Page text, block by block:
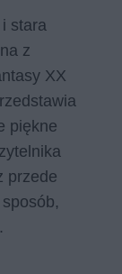
stara
z
XX
piękne
przede